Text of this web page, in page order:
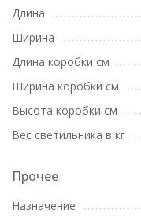
Длина
Ширина
Длина коробки см
Ширина коробки см
Высота коробки см
Вес светильника в кг
Прочее
Назначение